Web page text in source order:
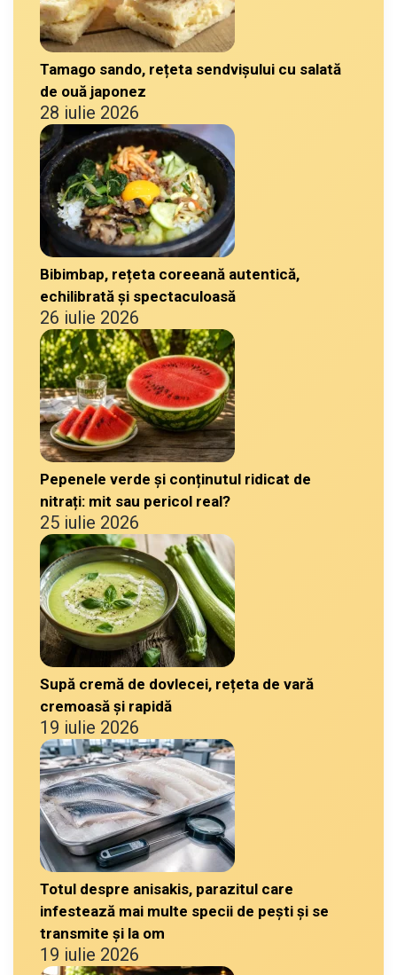
Tamago sando, rețeta sendvișului cu salată
de ouă japonez
28 iulie 2026
Bibimbap, rețeta coreeană autentică,
echilibrată și spectaculoasă
26 iulie 2026
Pepenele verde și conținutul ridicat de
nitrați: mit sau pericol real?
25 iulie 2026
Supă cremă de dovlecei, rețeta de vară
cremoasă și rapidă
19 iulie 2026
Totul despre anisakis, parazitul care
infestează mai multe specii de pești și se
transmite și la om
19 iulie 2026